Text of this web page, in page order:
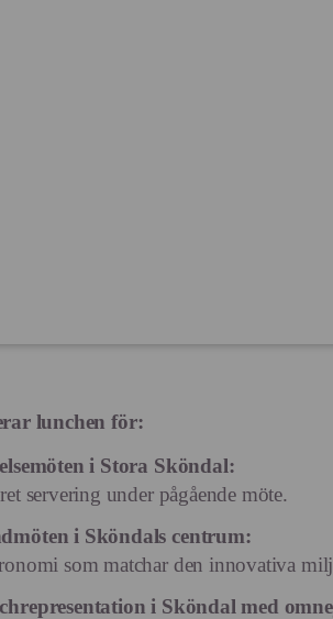
lunchen för:
i Stora Sköndal:
servering under pågående möte.
i Sköndals centrum:
som matchar den innovativa
i Sköndal med